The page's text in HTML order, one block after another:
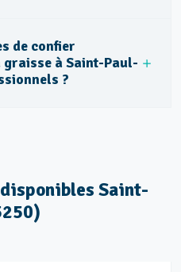
de confier
graisse à Saint-Paul-
?
Saint-